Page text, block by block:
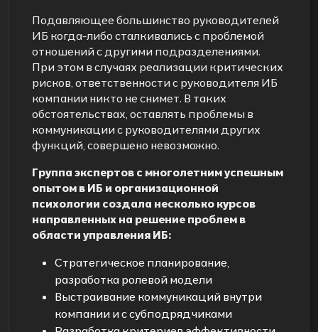
Подавляющее большинство руководителей
ИБ когда-либо сталкивались с проблемой
отношений с другими подразделениями.
При этом в случаях реализации критических
рисков, ответственности с руководителя ИБ
компании никто не снимет. В таких
обстоятельствах, оставлять проблемы в
коммуникации с руководителями других
функций, совершено невозможно.
Группа экспертов с многолетним успешным
опытом в ИБ и организационной
психологии создала несколько курсов
направленных на решение проблем в
области управления ИБ:
Стратегическое планирование,
разработка ролевой модели
Выстраивание коммуникаций внутри
компании и с субподрядчиками